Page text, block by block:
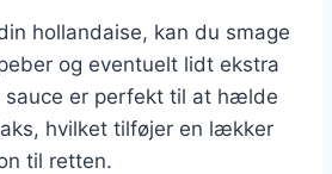
hollandaise, kan du smage
og eventuelt lidt ekstra
sauce er perfekt til at hælde
hvilket tilføjer en lækker
til retten.